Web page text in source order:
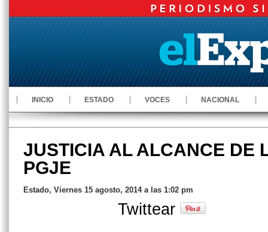
INICIO ESTADO VOCES NACIONAL
JUSTICIA AL ALCANCE DE
PGJE
Estado, Viernes 15 agosto, 2014 a las 1:02 pm
Twittear